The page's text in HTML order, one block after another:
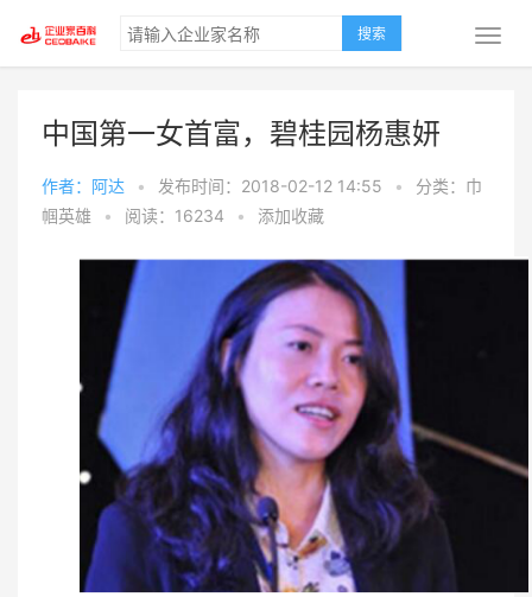
搜索
中国第一女首富，碧桂园杨惠妍
作者：阿达 • 发布时间：2018-02-12 14:55 •
分类：巾
帼英雄
• 阅读：16234 • 添加收藏